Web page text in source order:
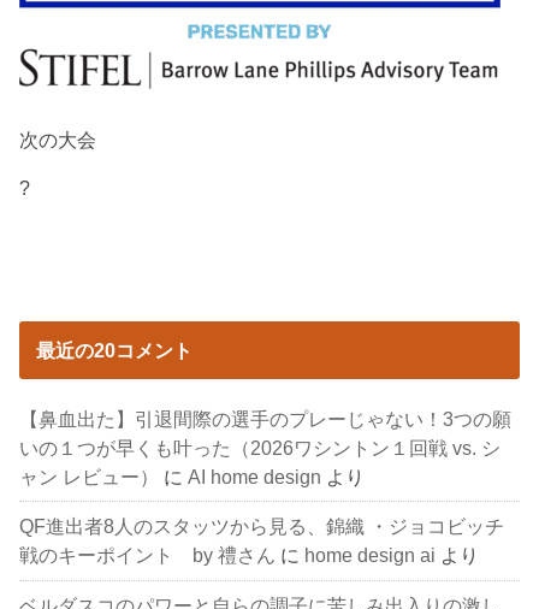
次の大会
?
最近の20コメント
【鼻血出た】引退間際の選手のプレーじゃない！3つの願
いの１つが早くも叶った（2026ワシントン１回戦 vs. シ
ャン レビュー）
にAI home design より
QF進出者8人のスタッツから見る、錦織 ・ジョコビッチ
戦のキーポイント by 禮さん に home design ai より